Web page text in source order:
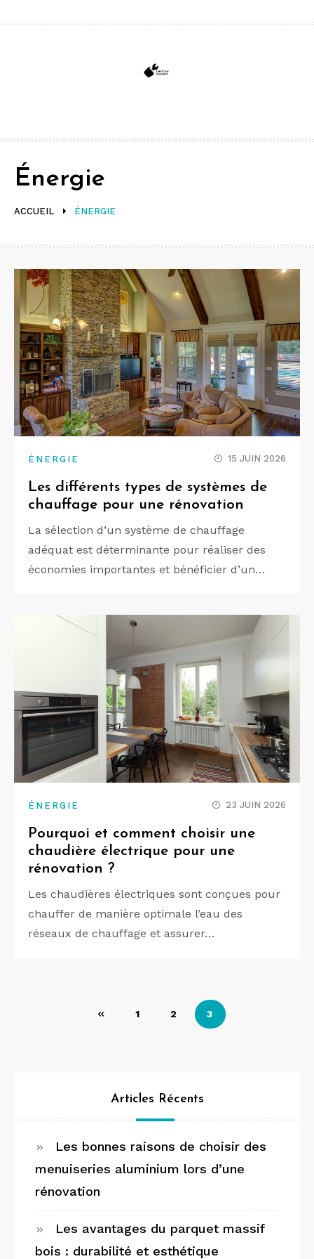
au
ACCUEIL ÉNERGIE
Énergie
ÉNERGIE 15 JUIN 2026
Les différents types de systèmes de
chauffage pour une rénovation
La sélection d’un système de chauffage
adéquat est déterminante pour réaliser des
économies importantes et bénéficier d’un…
ÉNERGIE 23 JUIN 2026
Pourquoi et comment choisir une
chaudière électrique pour une
rénovation ?
Les chaudières électriques sont conçues pour
chauffer de manière optimale l’eau des
réseaux de chauffage et assurer…
Pagination
1 2 3
Articles Récents
Les bonnes raisons de choisir des
menuiseries aluminium lors d’une
rénovation
Les avantages du parquet massif
bois : durabilité et esthétique